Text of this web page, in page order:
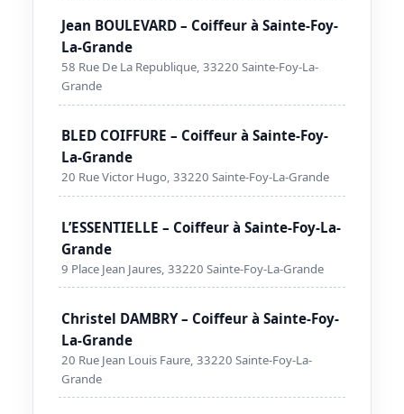
Jean BOULEVARD – Coiffeur à Sainte-Foy-
La-Grande
58 Rue De La Republique, 33220 Sainte-Foy-La-
Grande
BLED COIFFURE – Coiffeur à Sainte-Foy-
La-Grande
20 Rue Victor Hugo, 33220 Sainte-Foy-La-Grande
L’ESSENTIELLE – Coiffeur à Sainte-Foy-La-
Grande
9 Place Jean Jaures, 33220 Sainte-Foy-La-Grande
Christel DAMBRY – Coiffeur à Sainte-Foy-
La-Grande
20 Rue Jean Louis Faure, 33220 Sainte-Foy-La-
Grande